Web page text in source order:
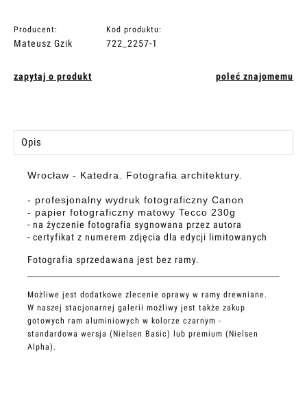
Producent:
Mateusz Gzik
Kod produktu:
722_2257-1
zapytaj o produkt poleć znajomemu
Opis
Wrocław - Katedra. Fotografia architektury.
- profesjonalny wydruk fotograficzny Canon
- papier fotograficzny matowy Tecco 230g
- na życzenie fotografia sygnowana przez autora
- certyfikat z numerem zdjęcia dla edycji limitowanych
Fotografia sprzedawana jest bez ramy.
Możliwe jest dodatkowe zlecenie oprawy w ramy drewniane.
W naszej stacjonarnej galerii możliwy jest także zakup
gotowych ram aluminiowych w kolorze czarnym -
standardowa wersja (Nielsen Basic) lub premium (Nielsen
Alpha).